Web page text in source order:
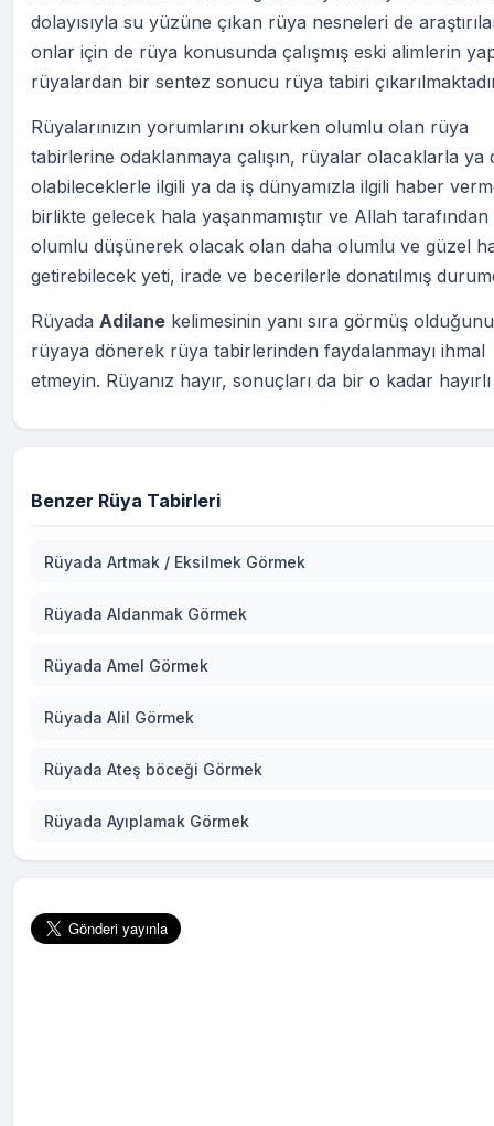
dolayısıyla su yüzüne çıkan rüya nesneleri de
onlar için de rüya konusunda çalışmış eski alimlerin
rüyalardan bir sentez sonucu rüya tabiri
Rüyalarınızın yorumlarını okurken olumlu olan rüya
tabirlerine odaklanmaya çalışın, rüyalar olacaklarla ya
olabileceklerle ilgili ya da iş dünyamızla ilgili haber
birlikte gelecek hala yaşanmamıştır ve Allah
olumlu düşünerek olacak olan daha olumlu ve güzel
getirebilecek yeti, irade ve becerilerle donatılmış
Rüyada Adilane kelimesinin yanı sıra görmüş
rüyaya dönerek rüya tabirlerinden faydalanmayı ihmal
etmeyin. Rüyanız hayır, sonuçları da bir o kadar
Benzer Rüya Tabirleri
Rüyada Artmak / Eksilmek Görmek
Rüyada Aldanmak Görmek
Rüyada Amel Görmek
Rüyada Alil Görmek
Rüyada Ateş böceği Görmek
Rüyada Ayıplamak Görmek